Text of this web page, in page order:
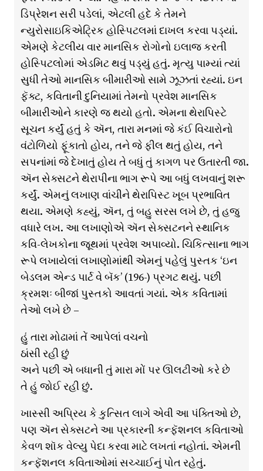
ડિપ્રેશન સરી પડેલાં, એટલી હદે કે તેમને
ન્યુરોસાઇકિએટ્રિક હોસ્પિટલમાં દાખલ કરવા પડ્યાં.
એમણે કેટલીય વાર માનસિક રોગોનો ઇલાજ કરતી
હોસ્પિટલોમાં એડમિટ થવું પડ્યું હતું. મૃત્યુ પામ્યાં ત્યાં
સુધી તેઓ માનસિક બીમારીઓ સામે ઝૂઝતાં રહ્યાં. ઇન
ફૅક્ટ, કવિતાની દુનિયામાં તેમનો પ્રવેશ માનસિક
બીમારીઓને કારણે જ થયો હતો. એમના થેરાપિસ્ટે
સૂચન કર્યું હતું કે ઍન, તારા મનમાં જે કંઈ વિચારોનો
વંટોળિયો ફૂંકાતો હોય, તને જે ફીલ થતું હોય, તને
સપનાંમાં જે દેખાતું હોય તે બધું તું કાગળ પર ઉતારતી જા.
ઍન સેક્સટને થેરાપીના ભાગ રૂપે આ બધું લખવાનું શરૂ
કર્યું. એમનું લખાણ વાંચીને થેરાપિસ્ટ ખૂબ પ્રભાવિત
થયા. એમણે કહ્યું, ઍન, તું બહુ સરસ લખે છે, તું હજુ
વધારે લખ. આ લખાણોએ ઍન સેક્સટનને સ્થાનિક
કવિ-લેખકોના જૂથમાં પ્રવેશ અપાવ્યો. ચિકિત્સાના ભાગ
રૂપે લખાયેલાં લખાણોમાંથી એમનું પહેલું પુસ્તક ‘ઇન
બેડલમ એન્ડ પાર્ટ વે બૅક’ (196-) પ્રગટ થયું. પછી
ક્રમશઃ બીજાં પુસ્તકો આવતાં ગયાં. એક કવિતામાં
તેઓ લખે છે –
હું તારા મોઢામાં તેં આપેલાં વચનો
ઠાંસી રહી છું
અને પછી એ બધાની તું મારા મોં પર ઊલટીઓ કરે છે
તે હું જોઈ રહી છું.
ખાસ્સી અપ્રિય કે કુત્સિત લાગે એવી આ પંક્તિઓ છે,
પણ ઍન સેક્સટને આ પ્રકારની કન્ફૅશનલ કવિતાઓ
કેવળ શૉક વેલ્યુ પેદા કરવા માટે લખતાં નહોતાં. એમની
કન્ફૅશનલ કવિતાઓમાં સચ્ચાઈનું પોત રહેતું.